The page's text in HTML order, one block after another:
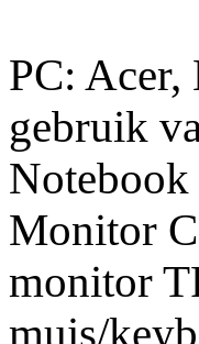
PC:
gebruik
Notebook
Monitor
monitor
muis/